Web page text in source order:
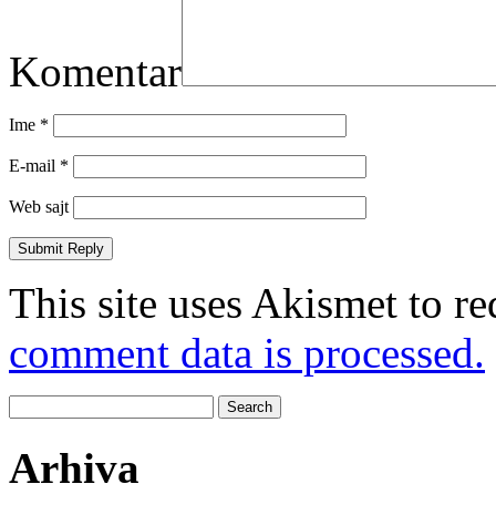
Komentar
Ime *
E-mail *
Web sajt
This site uses Akismet to
comment data is processed.
for:
Arhiva